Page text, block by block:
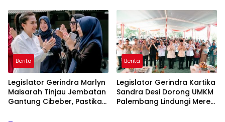
Di Maros
Sasaran
Berita
Legislator Gerindra Marlyn
Maisarah Tinjau Jembatan
Gantung Cibeber, Pastikan
Berita
Legislator Gerindra Kartika
Sandra Desi Dorong UMKM
Palembang Lindungi Merek